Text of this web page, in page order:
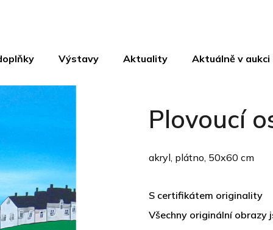
Výstavy Aktuality Aktuálně v aukci
Plovoucí
S certifikátem originality
Všechny originální
akryl, plátno, 50x60 cm